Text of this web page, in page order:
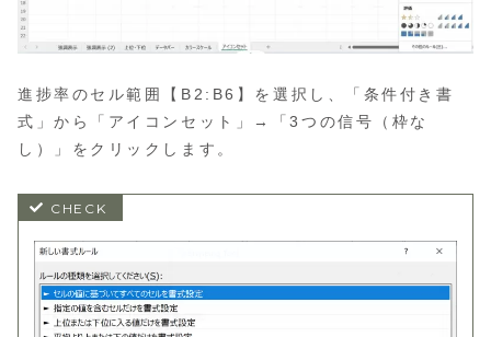
進捗率のセル範囲【B2:B6】を選択し、「条件付き書
式」から「アイコンセット」→「3つの信号（枠な
し）」をクリックします。